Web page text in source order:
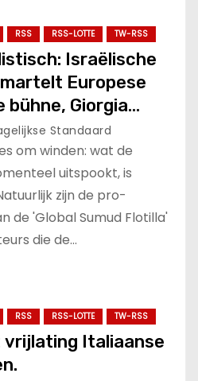
RSS RSS-LOTTE TW-RSS
Israëlische
Europese
Giorgia
Standaard
om winden: wat de
uitspookt, is
zijn de pro-
de 'Global Sumud Flotilla'
die de…
RSS RSS-LOTTE TW-RSS
Italiaanse